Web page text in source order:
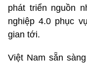
phát triển nguồn
nghiệp 4.0 phục
gian tới.
Việt Nam sẵn